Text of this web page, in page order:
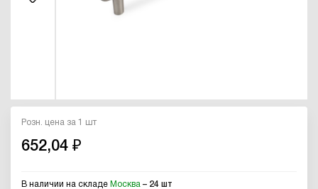
Розн. цена за 1 шт
652,04 ₽
В наличии на складе Москва – 24 шт